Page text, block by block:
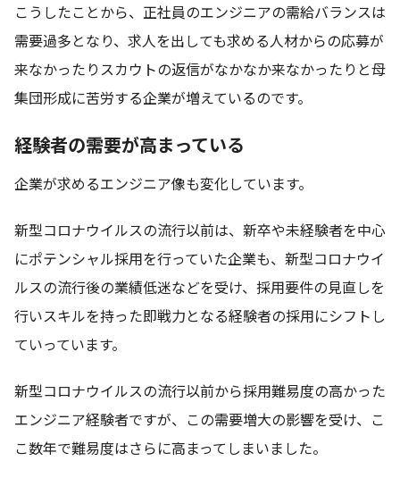
こうしたことから、正社員のエンジニアの需給バランスは
需要過多となり、求人を出しても求める人材からの応募が
来なかったりスカウトの返信がなかなか来なかったりと母
集団形成に苦労する企業が増えているのです。
経験者の需要が高まっている
企業が求めるエンジニア像も変化しています。
新型コロナウイルスの流行以前は、新卒や未経験者を中心
にポテンシャル採用を行っていた企業も、新型コロナウイ
ルスの流行後の業績低迷などを受け、採用要件の見直しを
行いスキルを持った即戦力となる経験者の採用にシフトし
ていっています。
新型コロナウイルスの流行以前から採用難易度の高かった
エンジニア経験者ですが、この需要増大の影響を受け、こ
こ数年で難易度はさらに高まってしまいました。